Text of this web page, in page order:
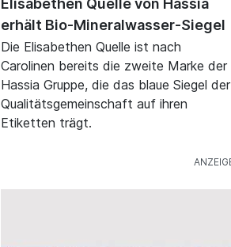
erhält Bio-Mineralwasser-Siegel
Die Elisabethen Quelle ist nach
Carolinen bereits die zweite Marke der
Hassia Gruppe, die das blaue Siegel der
Qualitätsgemeinschaft auf ihren
Etiketten trägt.